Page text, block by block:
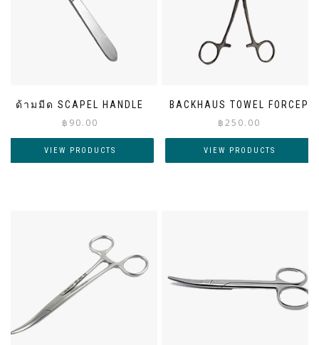
ด้ามมีด SCAPEL HANDLE
฿ 90.00
VIEW PRODUCTS
BACKHAUS TOWEL FORCEP
฿250.00
VIEW PRODUCTS